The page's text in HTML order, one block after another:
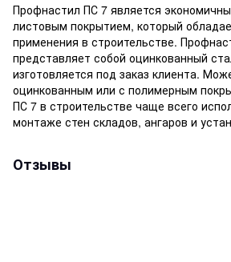
Профнастил ПС 7 является
листовым покрытием, который
применения в строительстве.
представляет собой оцинкованный
изготовляется под заказ клиента.
оцинкованным или с полимерным
ПС 7 в строительстве чаще всего
монтаже стен складов, ангаров и
Отзывы